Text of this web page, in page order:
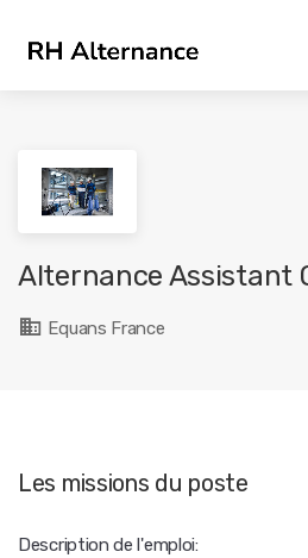
Alternance Assistant
Equans France
Les missions du poste
Description de l'emploi: